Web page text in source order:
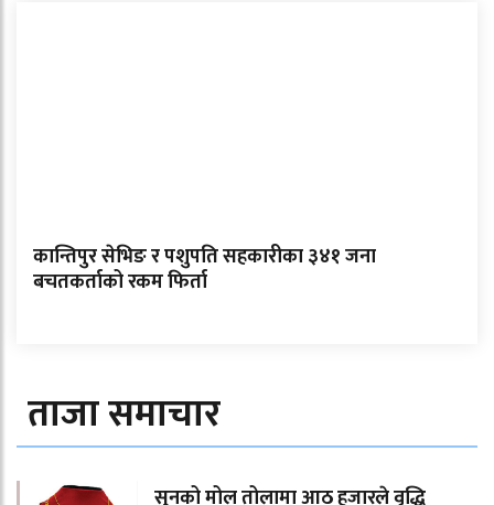
कान्तिपुर सेभिङ र पशुपति सहकारीका ३४१ जना
बचतकर्ताको रकम फिर्ता
ताजा समाचार